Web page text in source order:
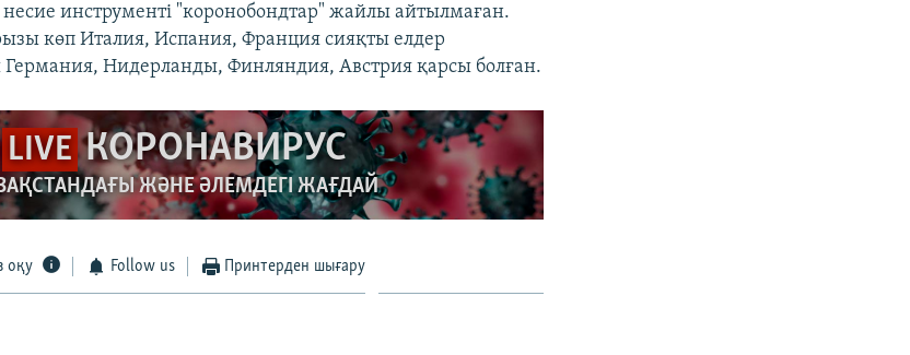
несие инструменті "коронобондтар" жайлы айтылмаған.
көп Италия, Испания, Франция сияқты елдер
Германия, Нидерланды, Финляндия, Австрия қарсы болған.
LIVE КОРОНАВИРУС
ЖӘНЕ ӘЛЕМДЕГІ ЖАҒДАЙ
оқу Follow us Принтерден шығару